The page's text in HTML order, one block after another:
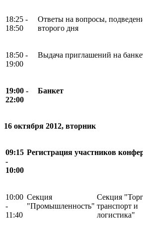
18:25 -
18:50
Ответы на вопросы,
второго дня
18:50 -
19:00
Выдача приглашений на
19:00 -
22:00
Банкет
16 октября 2012, вторник
09:15
-
10:00
Регистрация участников
10:00
-
11:40
Секция
"Промышленность"
Секция
транспорт и
логистика"